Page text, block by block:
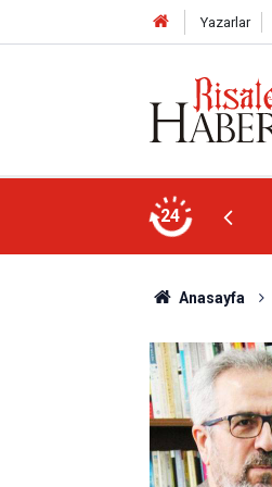
Yazarlar
24
görülecek mi?
Anasayfa